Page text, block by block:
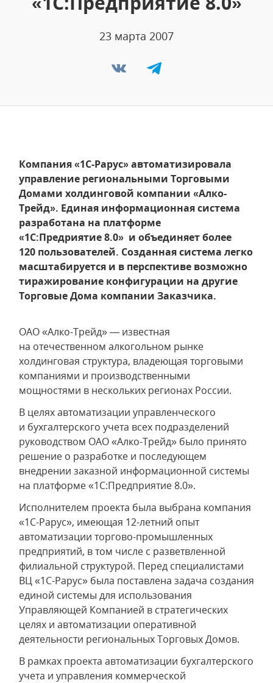
23 марта 2007
Компания «1С-Рарус» автоматизировала
управление региональными Торговыми
Домами холдинговой компании «Алко-
Трейд». Единая информационная система
разработана на платформе
«1С:Предриятие 8.0» и объединяет более
120 пользователей. Созданная система легко
масштабируется и в перспективе возможно
тиражирование конфигурации на другие
Торговые Дома компании Заказчика.
ОАО «Алко-Трейд» — известная
на отечественном алкогольном рынке
холдинговая структура, владеющая торговыми
компаниями и производственными
мощностями в нескольких регионах России.
В целях автоматизации управленческого
и бухгалтерского учета всех подразделений
руководством ОАО «Алко-Трейд» было принято
решение о разработке и последующем
внедрении заказной информационной системы
на платформе «1С:Предприятие 8.0».
Исполнителем проекта была выбрана компания
«1С-Рарус», имеющая 12-летний опыт
автоматизации торгово-промышленных
предприятий, в том числе с разветвленной
филиальной структурой. Перед специалистами
ВЦ «1С-Рарус» была поставлена задача создания
единой системы для использования
Управляющей Компанией в стратегических
целях и автоматизации оперативной
деятельности региональных Торговых Домов.
В рамках проекта автоматизации бухгалтерского
учета и управления коммерческой